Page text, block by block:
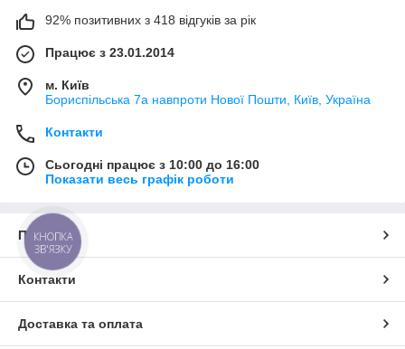
92% позитивних з 418 відгуків за рік
Працює з 23.01.2014
м. Київ
Бориспільська 7а навпроти Нової Пошти, Київ, Україна
Контакти
Сьогодні працює з 10:00 до 16:00
Показати весь графік роботи
Про нас
Контакти
Доставка та оплата
КНОПКА
ЗВ'ЯЗКУ